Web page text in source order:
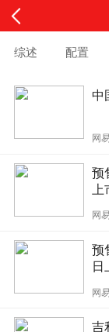
综述 配置
中
网
预
网
预
日
网
吉